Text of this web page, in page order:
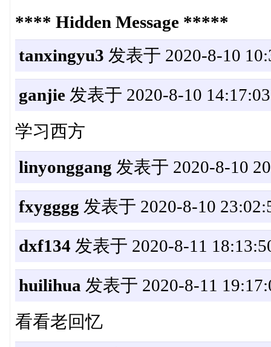
**** Hidden Message *****
tanxingyu3 发表于 2020-8-10
ganjie发表于 2020-8-10 14:17:03
学习西方
linyonggang 发表于 2020-8-10
fxygggg 发表于 2020-8-10
dxf134 发表于 2020-8-11
huilihua 发表于 2020-8-11
看看老回忆